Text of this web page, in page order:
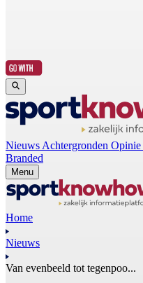
Nieuws Achtergronden Opinie
Branded
Menu
Home
Nieuws
Van evenbeeld tot tegenpoo...